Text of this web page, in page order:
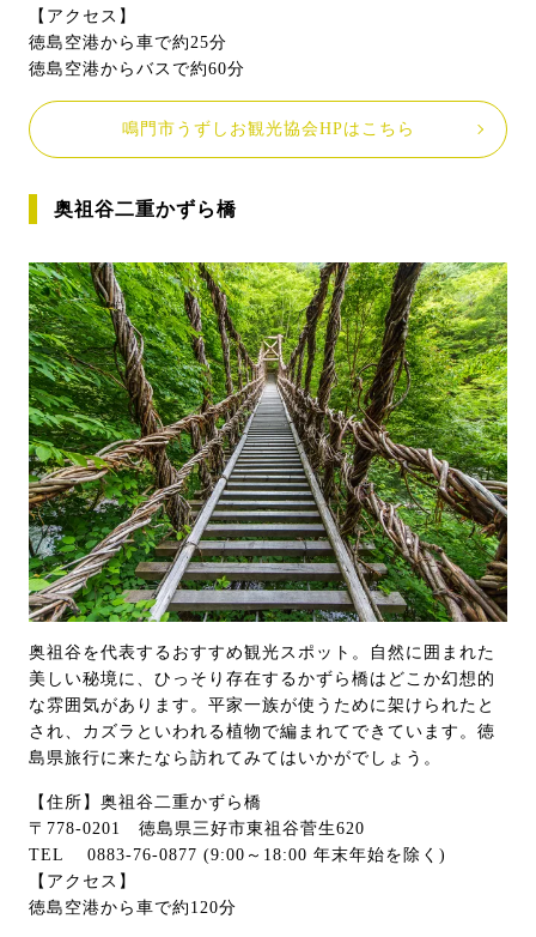
【アクセス】
徳島空港から車で約25分
徳島空港からバスで約60分
鳴門市うずしお観光協会HPはこちら
奥祖谷二重かずら橋
奥祖谷を代表するおすすめ観光スポット。自然に囲まれた
美しい秘境に、ひっそり存在するかずら橋はどこか幻想的
な雰囲気があります。平家一族が使うために架けられたと
され、カズラといわれる植物で編まれてできています。徳
島県旅行に来たなら訪れてみてはいかがでしょう。
【住所】奥祖谷二重かずら橋
〒778-0201 徳島県三好市東祖谷菅生620
TEL 0883-76-0877 (9:00～18:00 年末年始を除く)
【アクセス】
徳島空港から車で約120分